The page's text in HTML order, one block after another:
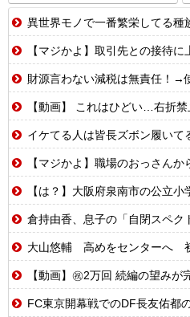
異世界モノで一番繁栄してる種
【マジかよ】取引先との接待に上司が乱入し「10億の案件俺がもらったw残
財源言わない減税は無責任！→使
【動画】 これはひどい…右折禁止なのに軽自動車が突如右折し
イケてる人は皆長ズボン履いてる。暑い中でも我慢して
【マジかよ】職場のおっさんからの遊びの誘
【は？】大阪府泉南市の公立
倉持由香、息子の「自閉スペクトラム症」診断に
大山悠輔 高めをセンターへ
【動画】㊗️2万回 続編の望みが
FC東京開幕戦でのDF長友佑都の